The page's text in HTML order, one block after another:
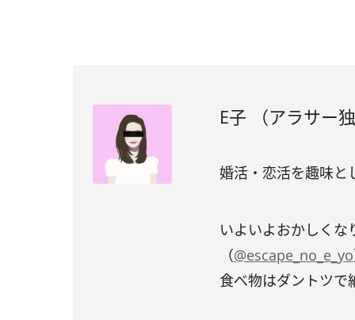
E子 （アラサー
婚活・恋活を趣味と
いよいよおかしく
（@escape_no_e_yo
食べ物はダントツで